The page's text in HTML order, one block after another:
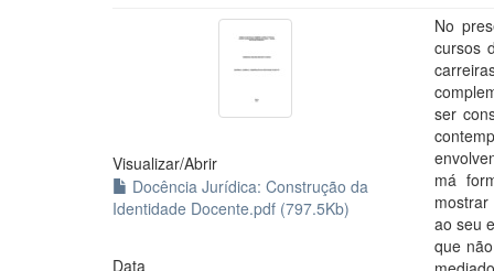
Visualizar/Abrir
Docência Jurídica: Construção da
Identidade Docente.pdf (797.5Kb)
Data
No
cursos
ser
má
ao seu
que